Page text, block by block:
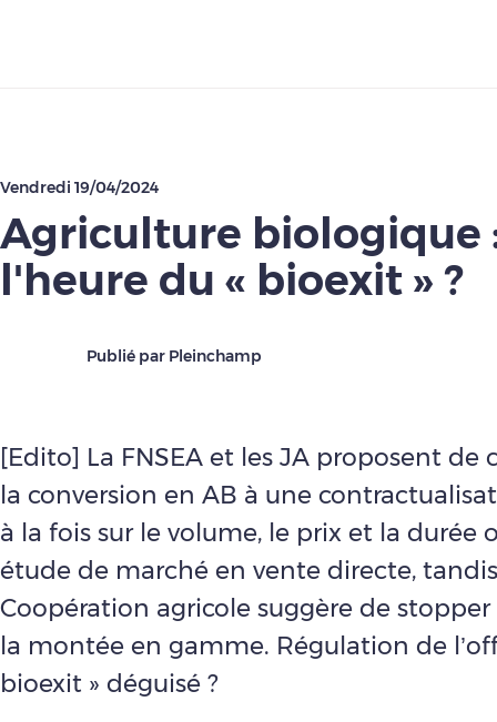
Vendredi 19/04/2024
Agriculture biologique
l'heure du « bioexit » ?
Publié par Pleinchamp
[Edito] La FNSEA et les JA proposent
la conversion en AB à une
à la fois sur le volume, le prix et la durée
étude de marché en vente directe,
Coopération agricole suggère de stopper
la montée en gamme. Régulation de
bioexit » déguisé ?